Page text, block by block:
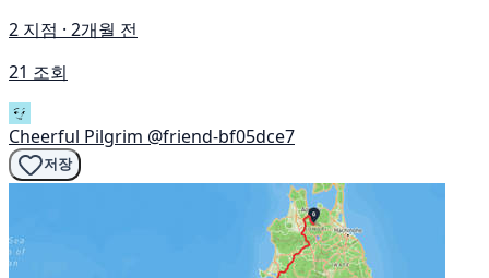
2 지점 · 2개월 전
21 조회
Cheerful Pilgrim @friend-bf05dce7
저장